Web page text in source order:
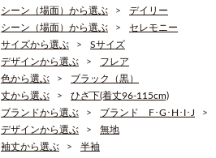
シーン（場面）から選ぶ
デイリー
シーン（場面）から選ぶ
セレモニー
サイズから選ぶ
Sサイズ
デザインから選ぶ
フレア
色から選ぶ
ブラック（黒）
丈から選ぶ
ひざ下(着丈96-115cm)
ブランドから選ぶ
ブランド F･G･H･I･J
デザインから選ぶ
無地
袖丈から選ぶ
半袖